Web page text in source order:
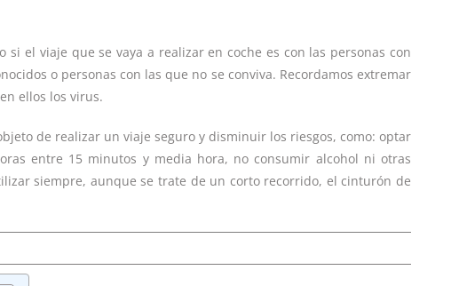
el viaje que se vaya a realizar en coche es con las personas con
o personas con las que no se conviva. Recordamos extremar
ellos los virus.
de realizar un viaje seguro y disminuir los riesgos, como: optar
entre 15 minutos y media hora, no consumir alcohol ni otras
siempre, aunque se trate de un corto recorrido, el cinturón de